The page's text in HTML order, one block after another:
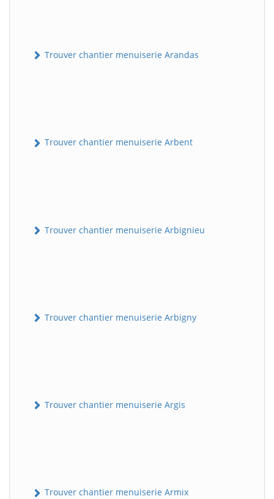
Trouver chantier menuiserie Arandas
Trouver chantier menuiserie Arbent
Trouver chantier menuiserie Arbignieu
Trouver chantier menuiserie Arbigny
Trouver chantier menuiserie Argis
Trouver chantier menuiserie Armix